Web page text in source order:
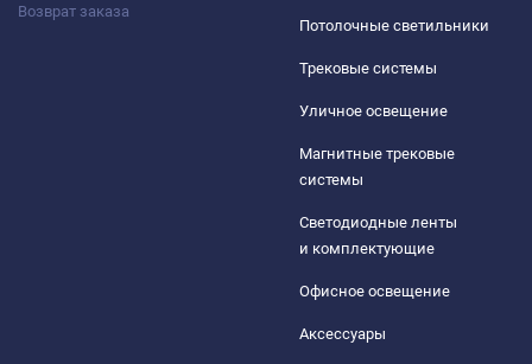
Возврат заказа
Потолочные светильники
Трековые системы
Уличное освещение
Магнитные трековые
системы
Светодиодные ленты
и комплектующие
Офисное освещение
Аксессуары